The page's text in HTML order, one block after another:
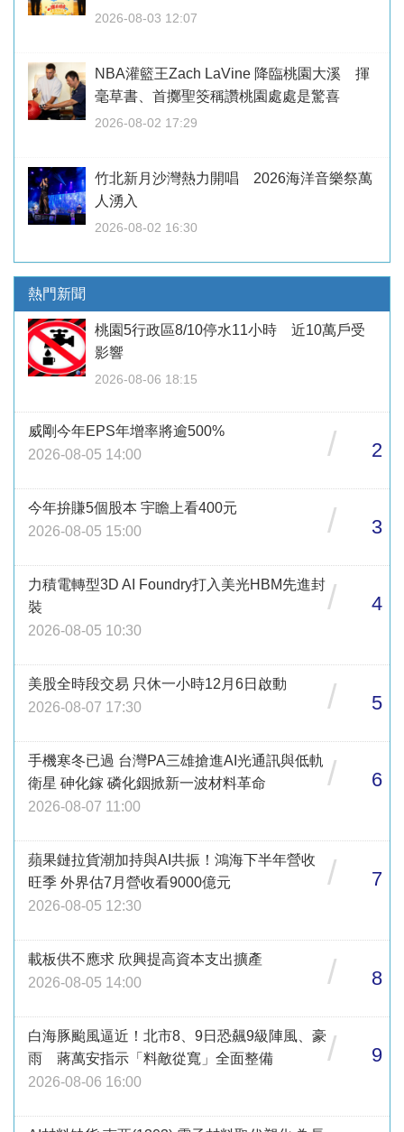
2026-08-03 12:07
NBA灌籃王Zach LaVine 降臨桃園大溪 揮
毫草書、首擲聖筊稱讚桃園處處是驚喜
2026-08-02 17:29
竹北新月沙灣熱力開唱 2026海洋音樂祭萬
人湧入
2026-08-02 16:30
熱門新聞
桃園5行政區8/10停水11小時 近10萬戶受
影響
2026-08-06 18:15
威剛今年EPS年增率將逾500%
2026-08-05 14:00
/ 2
今年拚賺5個股本 宇瞻上看400元
2026-08-05 15:00
/ 3
力積電轉型3D AI Foundry打入美光HBM先進封
裝
2026-08-05 10:30
/ 4
美股全時段交易 只休一小時12月6日啟動
2026-08-07 17:30
/ 5
手機寒冬已過 台灣PA三雄搶進AI光通訊與低軌
衛星 砷化鎵 磷化銦掀新一波材料革命
2026-08-07 11:00
/ 6
蘋果鏈拉貨潮加持與AI共振！鴻海下半年營收
旺季 外界估7月營收看9000億元
2026-08-05 12:30
/ 7
載板供不應求 欣興提高資本支出擴產
2026-08-05 14:00
/ 8
白海豚颱風逼近！北市8、9日恐飆9級陣風、豪
雨 蔣萬安指示「料敵從寬」全面整備
2026-08-06 16:00
/ 9